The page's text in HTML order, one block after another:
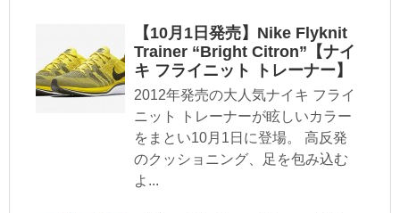
【10月1日発売】Nike Flyknit
Trainer “Bright Citron”【ナイ
キ フライニット トレーナー】
2012年発売の大人気ナイキ フライ
ニット トレーナーが眩しいカラー
をまとい10月1日に登場。 高反発
のクッショニング、足を包み込む
よ...